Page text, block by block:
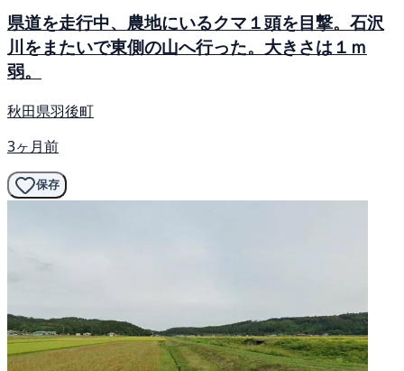
県道を走行中、農地にいるクマ１頭を目撃。石沢
川をまたいで東側の山へ行った。大きさは１ｍ
弱。
秋田県羽後町
3ヶ月前
保存